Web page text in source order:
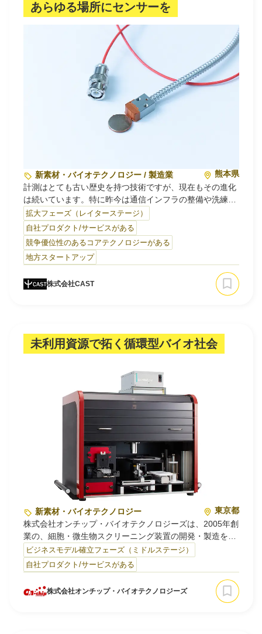
あらゆる場所にセンサーを
新素材・バイオテクノロジー / 製造業
熊本県
計測はとても古い歴史を持つ技術ですが、現在もその進化
は続いています。特に昨今は通信インフラの整備や洗練さ
れたデータ処理アルゴリズムの発展により、IoTやAIが大
きなトレンドです。しかしどんなに分析技術が発達して
も”Garbage In, Garbage Out”という原則に違いはなく、物
理現象の深い理解に立脚した装置や仕組みを使って物理量
を正確に取得するという計測の基本は天秤で重さをはかっ
私たちは”Sensible Sensing”を理念として、高品質かつ多
と考えています。
薄型という特徴を有するフィ…
拡大フェーズ（レイターステージ）
自社プロダクト/サービスがある
競争優位性のあるコアテクノロジーがある
地方スタートアップ
株式会社CAST
未利用資源で拓く循環型バイオ社会
新素材・バイオテクノロジー
東京都
株式会社オンチップ・バイオテクノロジーズは、2005年創
業の、細胞・微生物スクリーニング装置の開発・製造を行
う日本発のバイオベンチャーです。
独自のマイクロ流路チップとドロップレット技術を融合さ
せ、生命科学分野に革新をもたらしています。世界初のマ
イクロ流路セルソーター「On-chip Sort」を製品化し、特
ビジネスモデル確立フェーズ（ミドルステージ）
自社プロダクト/サービスがある
株式会社オンチップ・バイオテクノロジーズ